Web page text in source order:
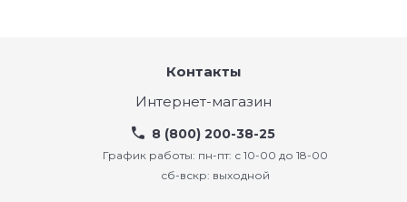
Контакты
Интернет-магазин
8 (800) 200-38-25
График работы: пн-пт: с 10-00 до 18-00
сб-вскр: выходной